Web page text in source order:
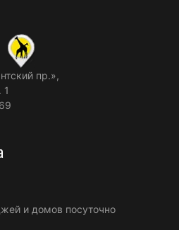
пр.»,
1
и домов посуточно